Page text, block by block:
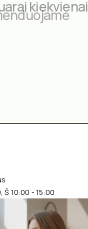
kiekvienai
Š 10:00 - 15:00